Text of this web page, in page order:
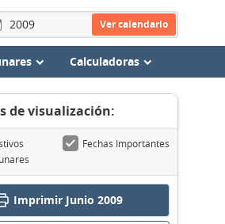
Ver calendario
Calculadoras
de visualización:
Fechas Importantes
Imprimir Junio 2009